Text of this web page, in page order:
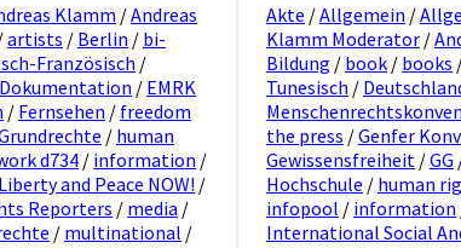
Klamm /Andreas
artists / Berlin / bi-
Französisch /
Dokumentation / EMRK
/ Fernsehen / freedom
/ human
d734 / information /
Liberty and Peace NOW! /
Reporters / media /
/ multinational /
Akte /Allgemein /
Klamm Moderator /
Bildung / book / books
Tunesisch /
the press /Genfer
Gewissensfreiheit /GG
Hochschule / human
infopool / information
International Social